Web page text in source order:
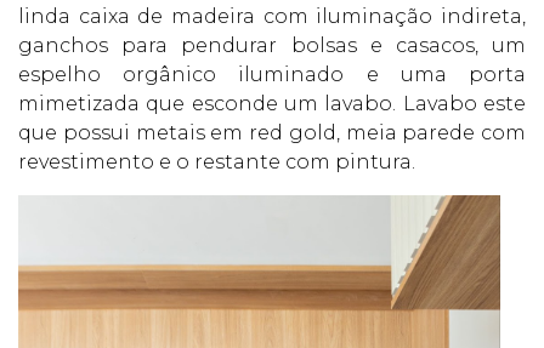
linda caixa de madeira com iluminação indireta,
ganchos para pendurar bolsas e casacos, um
espelho orgânico iluminado e uma porta
mimetizada que esconde um lavabo. Lavabo este
que possui metais em red gold, meia parede com
revestimento e o restante com pintura.